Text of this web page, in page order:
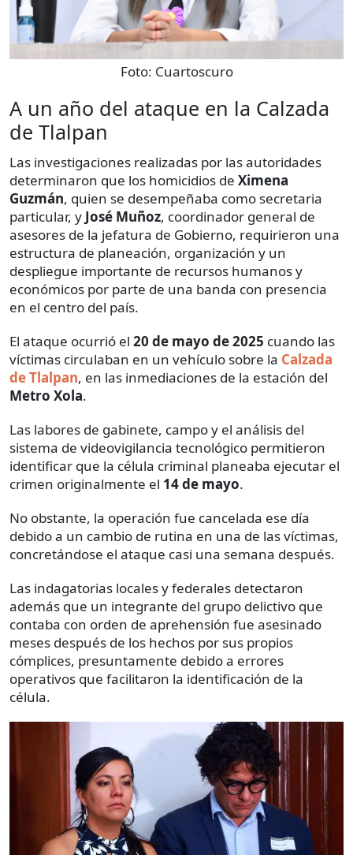
Foto: Cuartoscuro
A un año del ataque en la Calzada
de Tlalpan
Las investigaciones realizadas por las autoridades
determinaron que los homicidios de Ximena
Guzmán, quien se desempeñaba como secretaria
particular, y José Muñoz, coordinador general de
asesores de la jefatura de Gobierno, requirieron una
estructura de planeación, organización y un
despliegue importante de recursos humanos y
económicos por parte de una banda con presencia
en el centro del país.
El ataque ocurrió el 20 de mayo de 2025 cuando las
víctimas circulaban en un vehículo sobre la Calzada
de Tlalpan, en las inmediaciones de la estación del
Metro Xola.
Las labores de gabinete, campo y el análisis del
sistema de videovigilancia tecnológico permitieron
identificar que la célula criminal planeaba ejecutar el
crimen originalmente el 14 de mayo.
No obstante, la operación fue cancelada ese día
debido a un cambio de rutina en una de las víctimas,
concretándose el ataque casi una semana después.
Las indagatorias locales y federales detectaron
además que un integrante del grupo delictivo que
contaba con orden de aprehensión fue asesinado
meses después de los hechos por sus propios
cómplices, presuntamente debido a errores
operativos que facilitaron la identificación de la
célula.